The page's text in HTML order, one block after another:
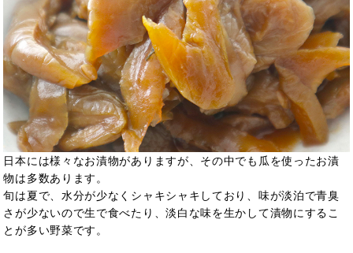
日本には様々なお漬物がありますが、その中でも瓜を使ったお漬
物は多数あります。
旬は夏で、水分が少なくシャキシャキしており、味が淡泊で青臭
さが少ないので生で食べたり、淡白な味を生かして漬物にするこ
とが多い野菜です。